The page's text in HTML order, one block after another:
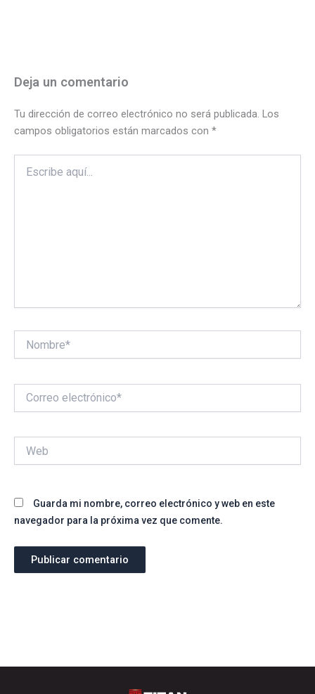
Deja un comentario
Tu dirección de correo electrónico no será publicada. Los
campos obligatorios están marcados con *
aquí...
electrónico*
Guarda mi nombre, correo electrónico y web en este
navegador para la próxima vez que comente.